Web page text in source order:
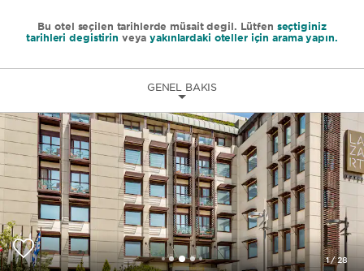
Bu otel seçilen tarihlerde müsait değil. Lütfen seçtiğiniz
tarihleri değiştirin veyayakınlardaki oteller için arama yapın.
GENEL BAKIŞ
1/28